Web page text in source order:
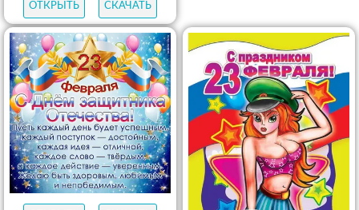
ОТКРЫТЬ СКАЧАТЬ